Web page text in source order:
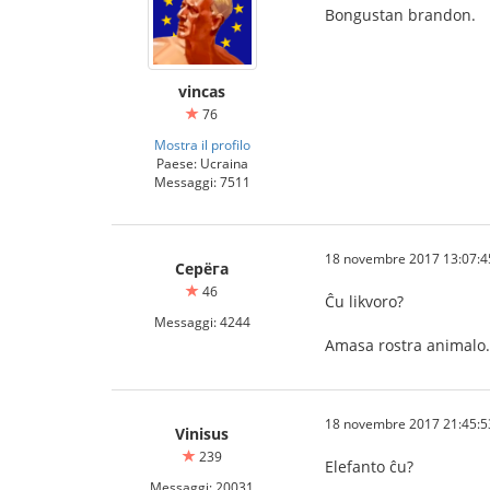
vincas
76
Mostra il profilo
Paese: Ucraina
Messaggi: 7511
Bongustan brandon.
Серёга
46
Messaggi: 4244
18 novembre 2017
Ĉu likvoro?
Amasa rostra animalo.
Vinisus
239
18 novembre 2017
Elefanto ĉu?